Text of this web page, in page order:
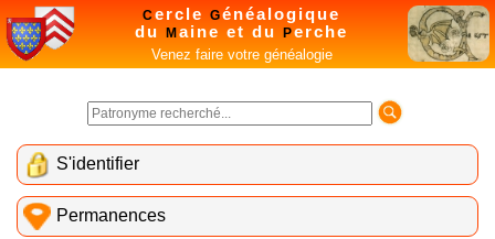
Cercle Généalogique
du
M aine et du Perche
Venez faire votre généalogie
S'identifier
Permanences